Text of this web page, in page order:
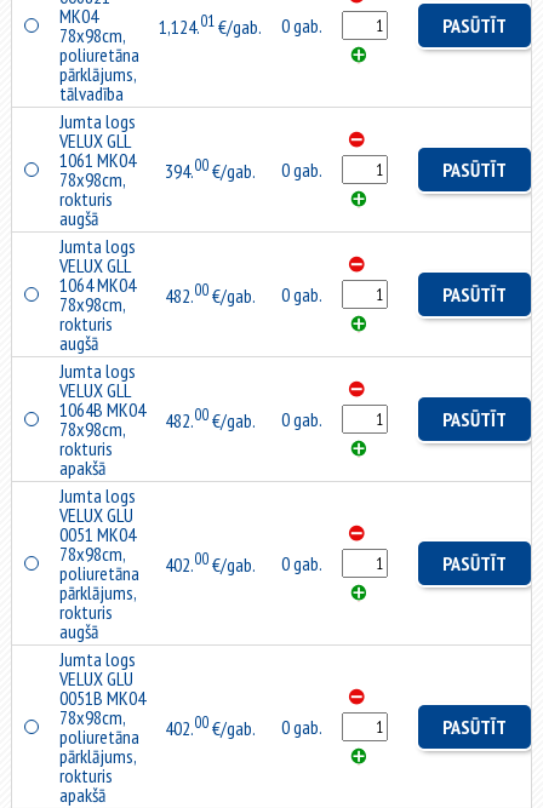
MK04
78x98cm,
poliuretāna
pārklājums,
tālvadība
1,124.01€/gab. 0 gab. PASŪTĪT
Jumta logs
VELUX GLL
1061 MK04
78x98cm,
rokturis
augšā
394.00€/gab. 0 gab. PASŪTĪT
Jumta logs
VELUX GLL
1064 MK04
78x98cm,
rokturis
augšā
482.00€/gab. 0 gab. PASŪTĪT
Jumta logs
VELUX GLL
1064B MK04
78x98cm,
rokturis
apakšā
482.00€/gab. 0 gab. PASŪTĪT
Jumta logs
VELUX GLU
0051 MK04
78x98cm,
poliuretāna
pārklājums,
rokturis
augšā
402.00€/gab. 0 gab. PASŪTĪT
Jumta logs
VELUX GLU
0051B MK04
78x98cm,
poliuretāna
pārklājums,
rokturis
apakšā
402.00€/gab. 0 gab. PASŪTĪT